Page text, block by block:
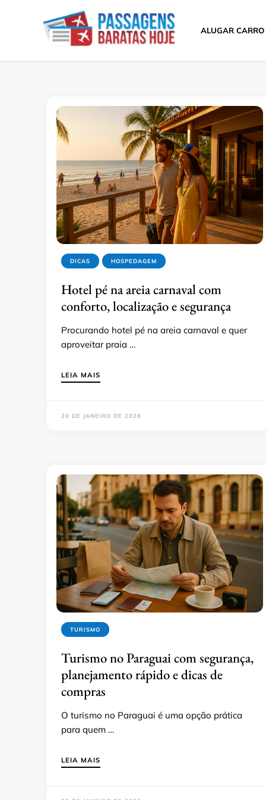
ALUGAR CARRO
DICAS HOSPEDAGEM
Hotel pé na areia carnaval com
conforto, localização e segurança
Procurando hotel pé na areia carnaval e quer
aproveitar praia …
LEIA MAIS
20 DE JANEIRO DE 2026
TURISMO
Turismo no Paraguai com segurança,
planejamento rápido e dicas de
compras
O turismo no Paraguai é uma opção prática
para quem …
LEIA MAIS